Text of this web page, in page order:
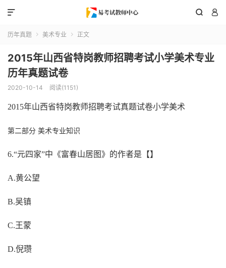
 

历年真题  美术专业  正文
2015年山西省特岗教师招聘考试小学美术专业
历年真题试卷
2020-10-14 阅读(1151)
2015年山西省特岗教师招聘考试真题试卷小学美术
第二部分 美术专业知识
6.“元四家”中《富春山居图》的作者是【】
A.黄公望
B.吴镇
C.王蒙
D.倪瓒